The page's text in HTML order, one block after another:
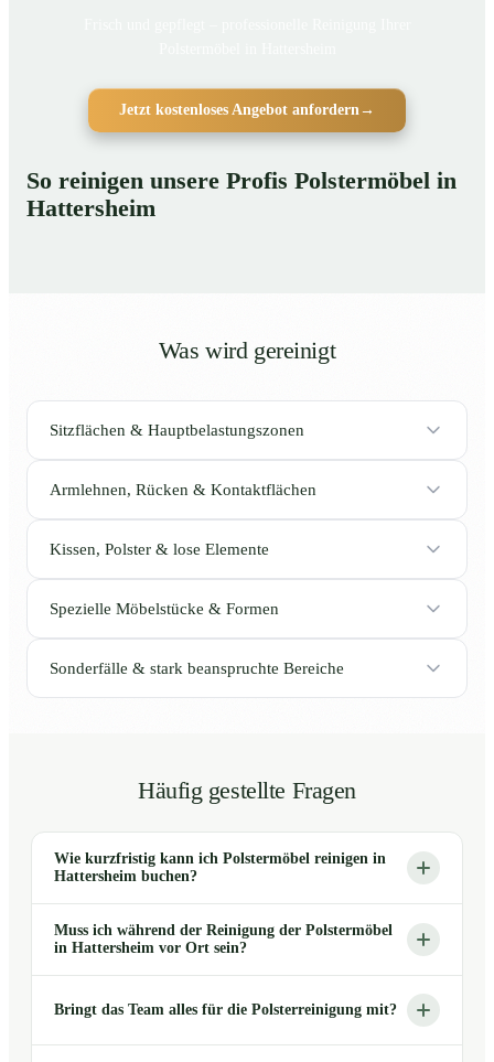
Jetzt kostenloses Angebot anfordern→
So reinigen unsere Profis Polstermöbel in
Hattersheim
Was wird gereinigt
Sitzflächen & Hauptbelastungszonen
Armlehnen, Rücken & Kontaktflächen
Kissen, Polster & lose Elemente
Spezielle Möbelstücke & Formen
Sonderfälle & stark beanspruchte Bereiche
Häufig gestellte Fragen
Wie kurzfristig kann ich Polstermöbel reinigen in
Hattersheim buchen?
Muss ich während der Reinigung der Polstermöbel
in Hattersheim vor Ort sein?
Bringt das Team alles für die Polsterreinigung mit?